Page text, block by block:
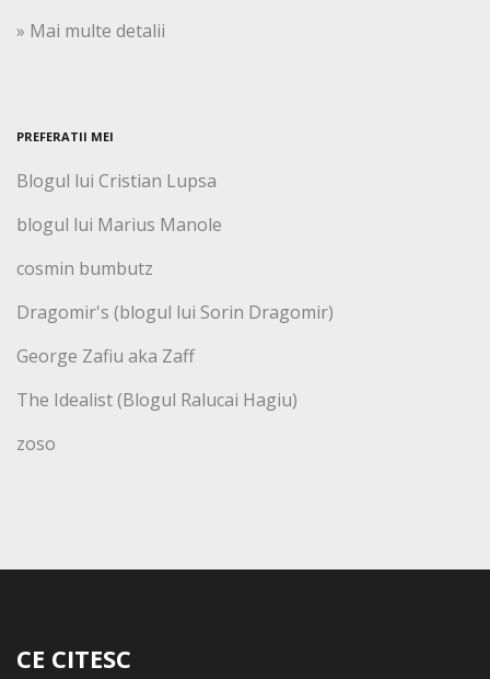
» Mai multe detalii
PREFERATII MEI
Blogul lui Cristian Lupsa
blogul lui Marius Manole
cosmin bumbutz
Dragomir's (blogul lui Sorin Dragomir)
George Zafiu aka Zaff
The Idealist (Blogul Ralucai Hagiu)
zoso
CE CITESC